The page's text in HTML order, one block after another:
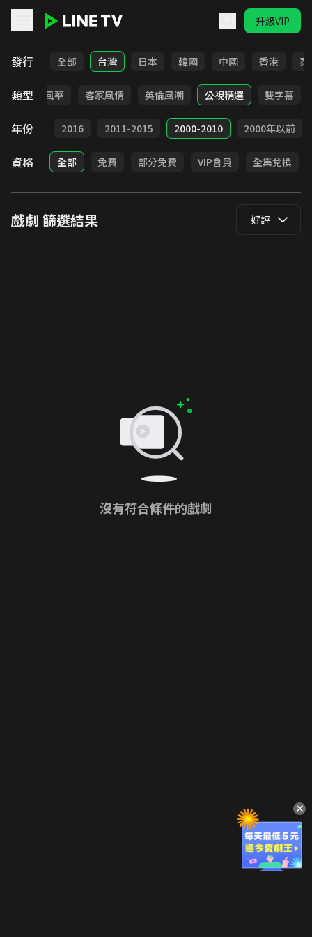
升級VIP
發行 全部 台灣 日本 韓國 中國 香港 泰
類型台語風華 客家風情 英倫風潮 公視精選 雙字幕
年份
2017 2016 2011-2015 2000-2010 2000年以前
資格 全部 免費 部分免費 VIP會員 全集兌換
戲劇 篩選結果 好評
沒有符合條件的戲劇